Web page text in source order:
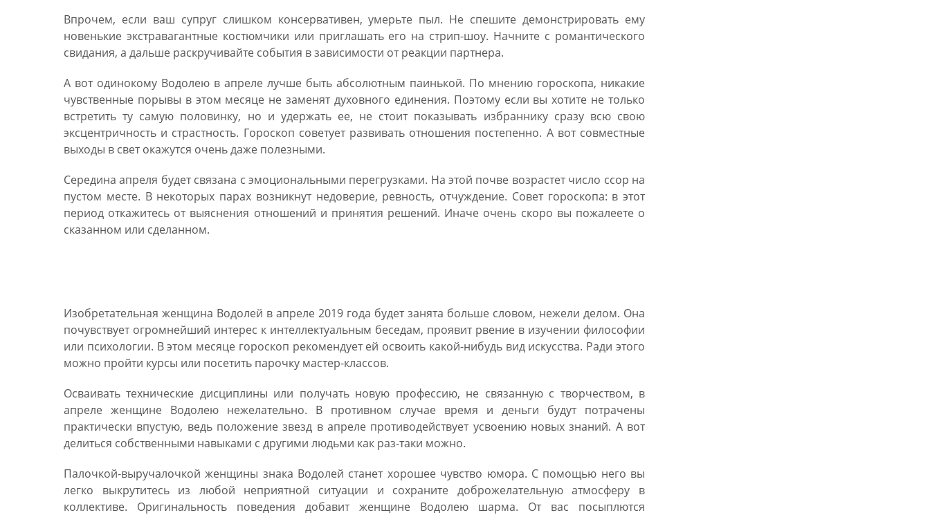
Впрочем, если ваш супруг слишком консервативен, умерьте пыл. Не спешите демонстрировать ему
новенькие экстравагантные костюмчики или приглашать его на стрип-шоу. Начните с романтического
свидания, а дальше раскручивайте события в зависимости от реакции партнера.
А вот одинокому Водолею в апреле лучше быть абсолютным паинькой. По мнению гороскопа, никакие
чувственные порывы в этом месяце не заменят духовного единения. Поэтому если вы хотите не только
встретить ту самую половинку, но и удержать ее, не стоит показывать избраннику сразу всю свою
эксцентричность и страстность. Гороскоп советует развивать отношения постепенно. А вот совместные
выходы в свет окажутся очень даже полезными.
Середина апреля будет связана с эмоциональными перегрузками. На этой почве возрастет число ссор на
пустом месте. В некоторых парах возникнут недоверие, ревность, отчуждение. Совет гороскопа: в этот
период откажитесь от выяснения отношений и принятия решений. Иначе очень скоро вы пожалеете о
сказанном или сделанном.
Изобретательная женщина Водолей в апреле 2019 года будет занята больше словом, нежели делом. Она
почувствует огромнейший интерес к интеллектуальным беседам, проявит рвение в изучении философии
или психологии. В этом месяце гороскоп рекомендует ей освоить какой-нибудь вид искусства. Ради этого
можно пройти курсы или посетить парочку мастер-классов.
Осваивать технические дисциплины или получать новую профессию, не связанную с творчеством, в
апреле женщине Водолею нежелательно. В противном случае время и деньги будут потрачены
практически впустую, ведь положение звезд в апреле противодействует усвоению новых знаний. А вот
делиться собственными навыками с другими людьми как раз-таки можно.
Палочкой-выручалочкой женщины знака Водолей станет хорошее чувство юмора. С помощью него вы
легко выкрутитесь из любой неприятной ситуации и сохраните доброжелательную атмосферу в
коллективе. Оригинальность поведения добавит женщине Водолею шарма. От вас посыплются